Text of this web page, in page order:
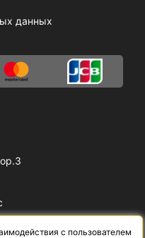
данных
с пользователем